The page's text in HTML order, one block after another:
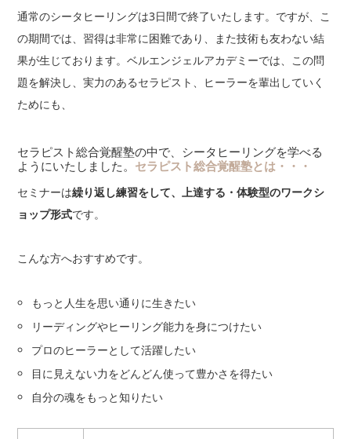
通常のシータヒーリングは3日間で終了いたします。ですが、こ
の期間では、習得は非常に困難であり、また技術も友わない結
果が生じております。ベルエンジェルアカデミーでは、この問
題を解決し、実力のあるセラピスト、ヒーラーを輩出していく
ためにも、
セラピスト総合覚醒塾の中で、シータヒーリングを学べる
ようにいたしました。 セラピスト総合覚醒塾とは・・・
セミナーは繰り返し練習をして、上達する・体験型のワークシ
ョップ形式です。
こんな方へおすすめです。
もっと人生を思い通りに生きたい
リーディングやヒーリング能力を身につけたい
プロのヒーラーとして活躍したい
目に見えない力をどんどん使って豊かさを得たい
自分の魂をもっと知りたい